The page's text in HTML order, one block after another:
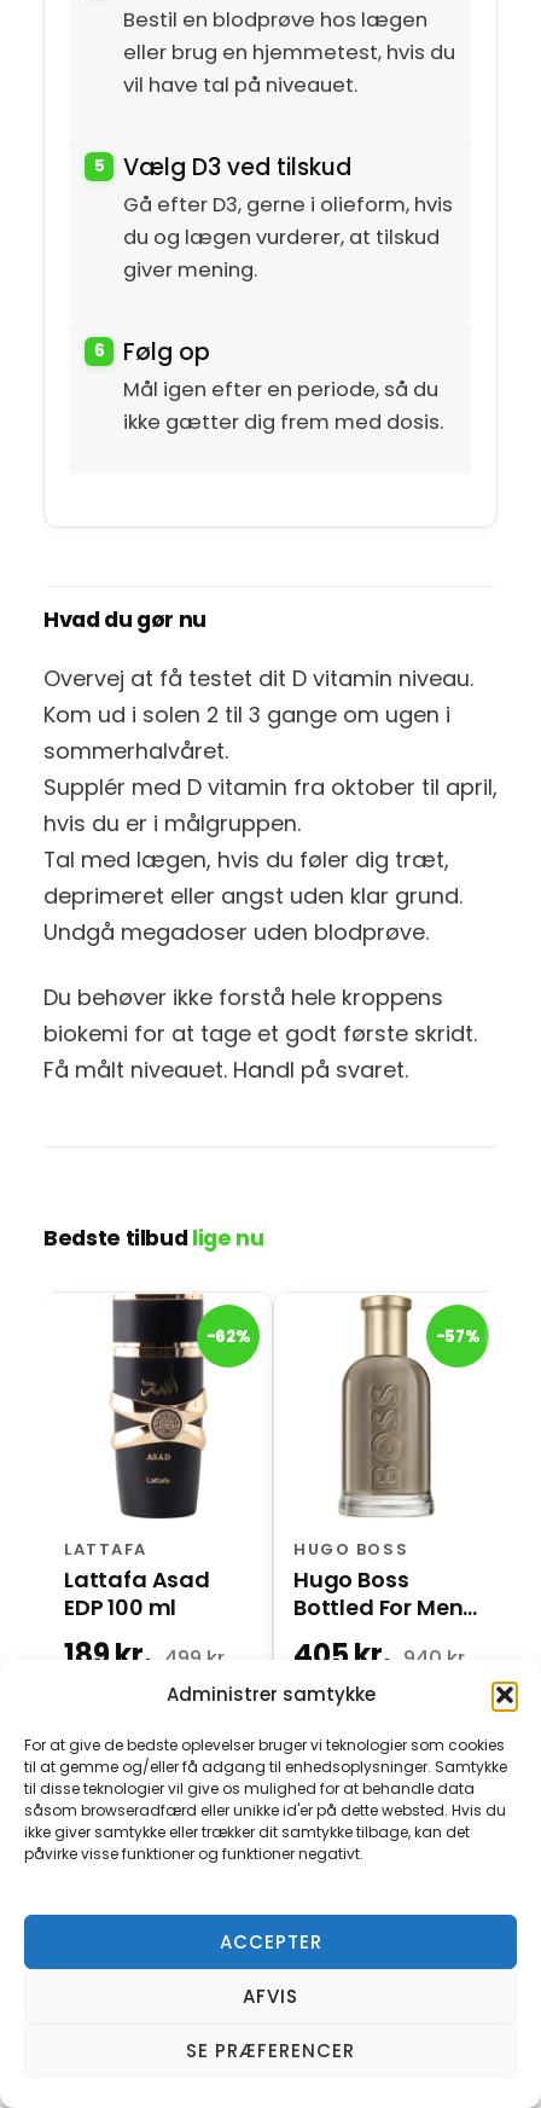
Administrer samtykke
For at give de bedste oplevelser bruger vi teknologier som cookies
til at gemme og/eller få adgang til enhedsoplysninger. Samtykke
til disse teknologier vil give os mulighed for at behandle data
såsom browseradfærd eller unikke id'er på dette websted. Hvis du
ikke giver samtykke eller trækker dit samtykke tilbage, kan det
påvirke visse funktioner og funktioner negativt.
ACCEPTER
AFVIS
SE PRÆFERENCER
Bestil en blodprøve hos lægen
eller brug en hjemmetest, hvis du
vil have tal på niveauet.
Vælg D3 ved tilskud
Gå efter D3, gerne i olieform, hvis
du og lægen vurderer, at tilskud
giver mening.
Følg op
Mål igen efter en periode, så du
ikke gætter dig frem med dosis.
Hvad du gør nu
Overvej at få testet dit D vitamin niveau.
Kom ud i solen 2 til 3 gange om ugen i
sommerhalvåret.
Supplér med D vitamin fra oktober til april,
hvis du er i målgruppen.
Tal med lægen, hvis du føler dig træt,
deprimeret eller angst uden klar grund.
Undgå megadoser uden blodprøve.
Du behøver ikke forstå hele kroppens
biokemi for at tage et godt første skridt.
Få målt niveauet. Handl på svaret.
Bedste tilbud lige nu
-62%
LATTAFA
Lattafa Asad
EDP 100 ml
189 kr. 499 kr.
Nordiske butikker · 4 butikker
KØB HER
-57%
HUGO BOSS
Hugo Boss
Bottled For Men
EDP 100 ml
405 kr. 940 kr.
KØB HER